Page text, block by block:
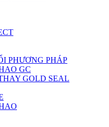
PHƯƠNG PHÁP
GC
GOLD SEAL